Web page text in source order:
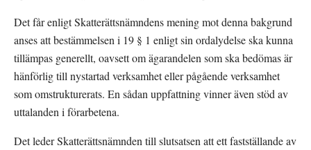
Det får enligt Skatterättsnämndens mening mot denna bakgrund
anses att bestämmelsen i 19 § 1 enligt sin ordalydelse ska kunna
tillämpas generellt, oavsett om ägarandelen som ska bedömas är
hänförlig till nystartad verksamhet eller pågående verksamhet
som omstrukturerats. En sådan uppfattning vinner även stöd av
uttalanden i förarbetena.
Det leder Skatterättsnämnden till slutsatsen att ett fastställande av